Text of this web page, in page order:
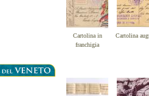
Cartolina in
franchigia
Cartolina